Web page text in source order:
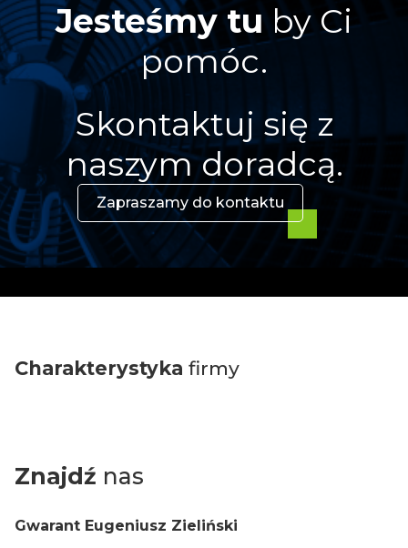
Jesteśmy tu by Ci
pomóc.
Skontaktuj się z
naszym doradcą.
Zapraszamy do kontaktu
Charakterystyka firmy
Znajdź nas
Gwarant Eugeniusz Zieliński